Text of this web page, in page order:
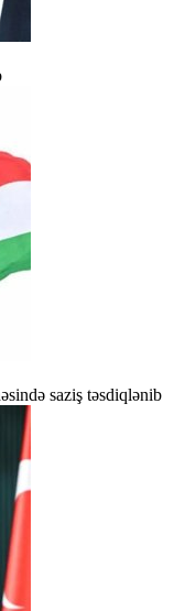
saziş təsdiqlənib